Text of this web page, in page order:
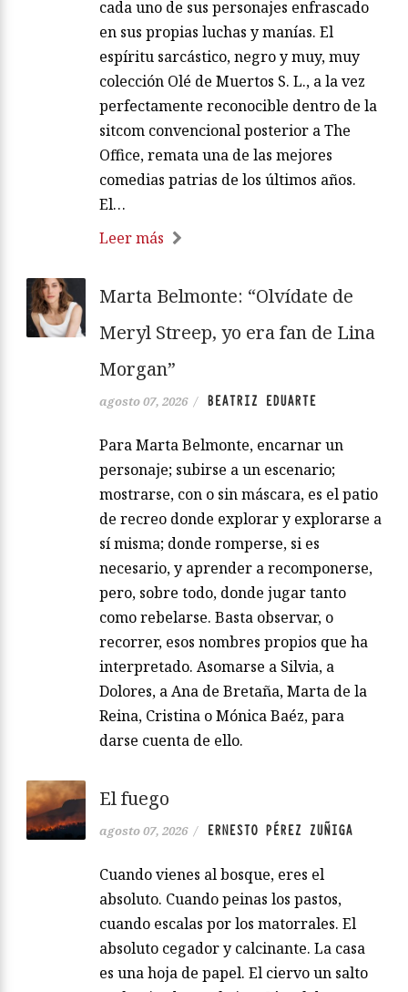
cada uno de sus personajes enfrascado
en sus propias luchas y manías. El
espíritu sarcástico, negro y muy, muy
colección Olé de Muertos S. L., a la vez
perfectamente reconocible dentro de la
sitcom convencional posterior a The
Office, remata una de las mejores
comedias patrias de los últimos años.
El…
Leer más
Marta Belmonte: “Olvídate de
Meryl Streep, yo era fan de Lina
Morgan”
agosto 07, 2026 / BEATRIZ EDUARTE
Para Marta Belmonte, encarnar un
personaje; subirse a un escenario;
mostrarse, con o sin máscara, es el patio
de recreo donde explorar y explorarse a
sí misma; donde romperse, si es
necesario, y aprender a recomponerse,
pero, sobre todo, donde jugar tanto
como rebelarse. Basta observar, o
recorrer, esos nombres propios que ha
interpretado. Asomarse a Silvia, a
Dolores, a Ana de Bretaña, Marta de la
Reina, Cristina o Mónica Baéz, para
darse cuenta de ello.
El fuego
agosto 07, 2026 / ERNESTO PÉREZ ZUÑIGA
Cuando vienes al bosque, eres el
absoluto. Cuando peinas los pastos,
cuando escalas por los matorrales. El
absoluto cegador y calcinante. La casa
es una hoja de papel. El ciervo un salto